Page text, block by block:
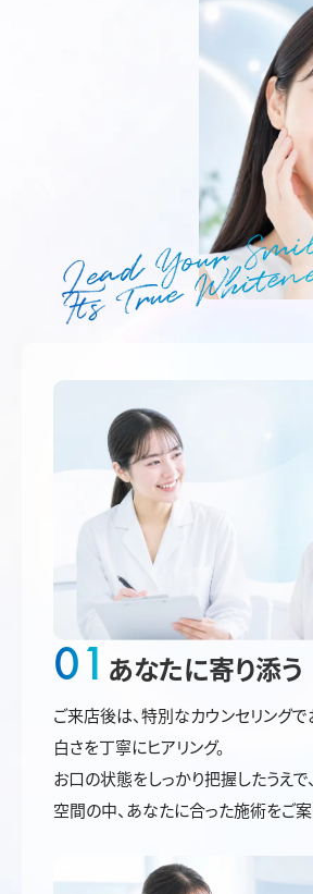
01 あなたに寄り添う
ご来店後は、特別なカウンセリング
白さを丁寧にヒアリング。
お口の状態をしっかり把握したうえで
空間の中、あなたに合った施術をご案